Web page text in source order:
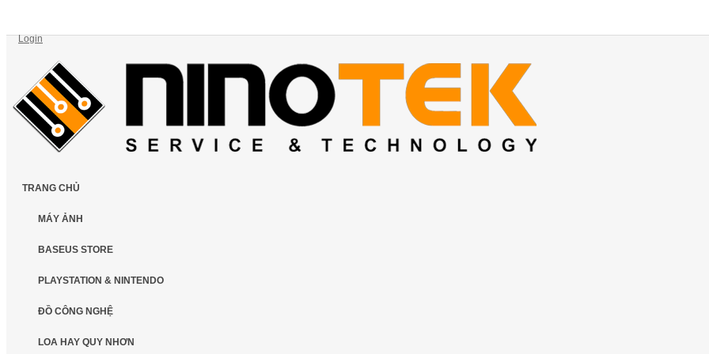
Login
TRANG CHỦ
MÁY ẢNH
BASEUS STORE
PLAYSTATION & NINTENDO
ĐỒ CÔNG NGHỆ
LOA HAY QUY NHƠN